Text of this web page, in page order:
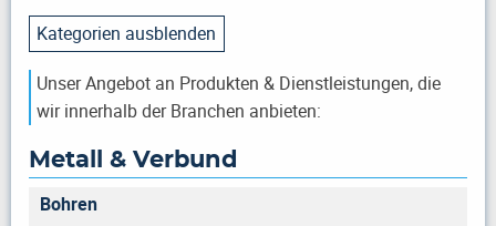
Kategorien ausblenden
Unser Angebot an Produkten & Dienstleistungen, die
wir innerhalb der Branchen anbieten:
Metall & Verbund
Bohren